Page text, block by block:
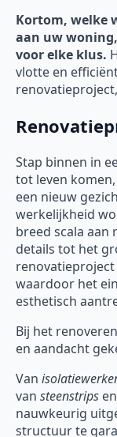
Kortom, welke
aan uw
voor elke klus.
vlotte en
Stap binnen in
tot leven
een nieuw
werkelijkheid
breed scala aan
details tot het
waardoor het
esthetisch
Bij het
en aandacht
Van
van steenstrips en
nauwkeurig
structuur te